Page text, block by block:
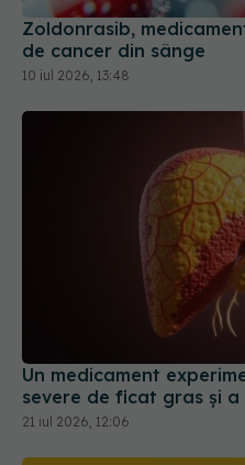
Zoldonrasib,
de cancer din sânge
10 iul 2026, 13:48
Un medicament
severe de ficat gras și
21 iul 2026, 12:06